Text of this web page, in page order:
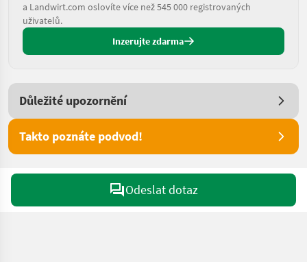
a Landwirt.com oslovíte více než 545 000 registrovaných
uživatelů.
Inzerujte zdarma
Důležité upozornění
Takto poznáte podvod!
Odeslat dotaz